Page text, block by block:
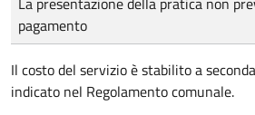
pagamento
Il costo del servizio è stabilito a
indicato nel Regolamento comunale.